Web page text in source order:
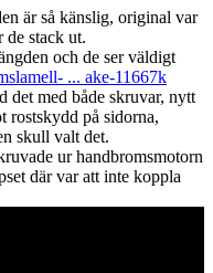
är så känslig, original var
de stack ut.
och de ser väldigt
... ake-11667k
med både skruvar, nytt
rostskydd på sidorna,
skull valt det.
ur handbromsmotorn
där var att inte koppla